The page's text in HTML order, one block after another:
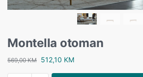
Montella otoman
569,00KM 512,10 KM